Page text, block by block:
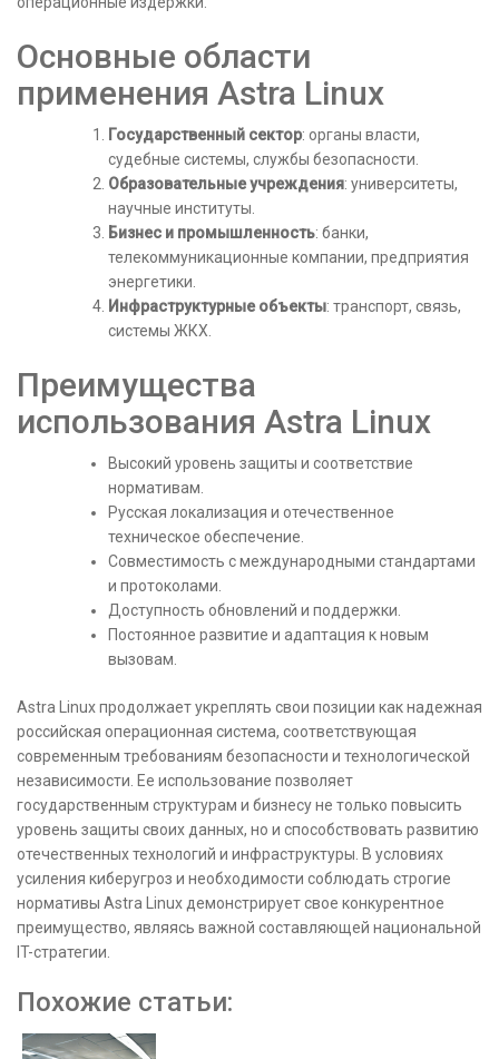
Основные области
применения Astra Linux
Государственный сектор: органы власти,
судебные системы, службы безопасности.
Образовательные учреждения: университеты,
научные институты.
Бизнес и промышленность: банки,
телекоммуникационные компании, предприятия
энергетики.
Инфраструктурные объекты: транспорт, связь,
системы ЖКХ.
Преимущества
использования Astra Linux
Высокий уровень защиты и соответствие
нормативам.
Русская локализация и отечественное
техническое обеспечение.
Совместимость с международными стандартами
и протоколами.
Доступность обновлений и поддержки.
Постоянное развитие и адаптация к новым
вызовам.
Аstra Linux продолжает укреплять свои позиции как надежная
российская операционная система, соответствующая
современным требованиям безопасности и технологической
независимости. Ее использование позволяет
государственным структурам и бизнесу не только повысить
уровень защиты своих данных, но и способствовать развитию
отечественных технологий и инфраструктуры. В условиях
усиления киберугроз и необходимости соблюдать строгие
нормативы Astra Linux демонстрирует свое конкурентное
преимущество, являясь важной составляющей национальной
IT-стратегии.
Похожие статьи: